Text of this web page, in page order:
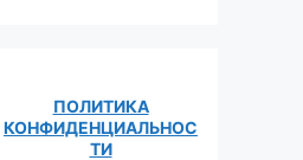
ПОЛИТИКА
КОНФИДЕНЦИАЛЬНОС
ТИ